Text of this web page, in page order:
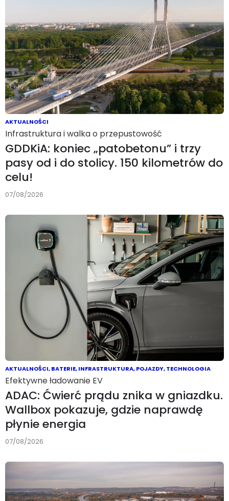
AKTUALNOŚCI
Infrastruktura i walka o przepustowość
GDDKiA: koniec „patobetonu” i trzy
pasy od i do stolicy. 150 kilometrów do
celu!
07/08/2026
AKTUALNOŚCI,BATERIE,INFRASTRUKTURA,POJAZDY,TECHNOLOGIA
Efektywne ładowanie EV
ADAC: Ćwierć prądu znika w gniazdku.
Wallbox pokazuje, gdzie naprawdę
płynie energia
07/08/2026